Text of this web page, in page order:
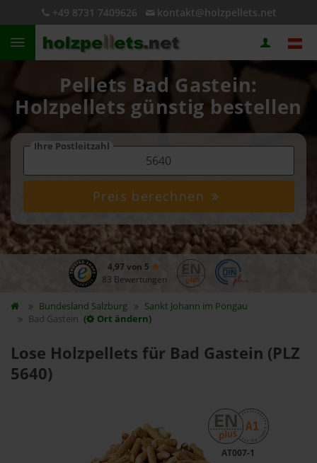
+49 8731 7409626 kontakt@holzpellets.net
Pellets Bad Gastein:
Holzpellets günstig bestellen
Ihre Postleitzahl
Preis berechnen
4,97 von 5
83 Bewertungen
Bundesland Salzburg
Sankt Johann im Pongau
Bad Gastein ( Ort ändern)
Lose Holzpellets für Bad Gastein (PLZ
5640)
AT007-1